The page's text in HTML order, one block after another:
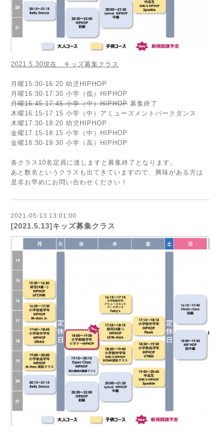
2021.5.30現在 キッズ募集クラス
月曜15:30-16:20 幼児HIPHOP
月曜16:30-17:30 小学（低）HIPHOP
月曜16:45-17:45 小学（中）HIPHOP 募集終了
木曜16:15-17:15 小学（中）アミューズメントパークダンス
木曜17:30-18:20 幼児HIPHOP
金曜17:15-18:15 小学（中）HIPHOP
金曜18:30-19:30 小学（高）HIPHOP
各クラス10名定員に達しますと募集終了となります。
あと数名というクラスも出てきていますので、興味がある方は
是非お早めにお問い合わせください！
2021-05-13 13:01:00
[2021.5.13]キッズ募集クラス